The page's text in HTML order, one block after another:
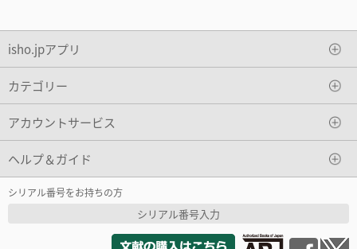
isho.jpアプリ
カテゴリー
アカウントサービス
ヘルプ＆ガイド
シリアル番号をお持ちの方
シリアル番号入力